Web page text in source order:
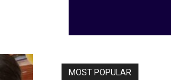
MOST POPULAR